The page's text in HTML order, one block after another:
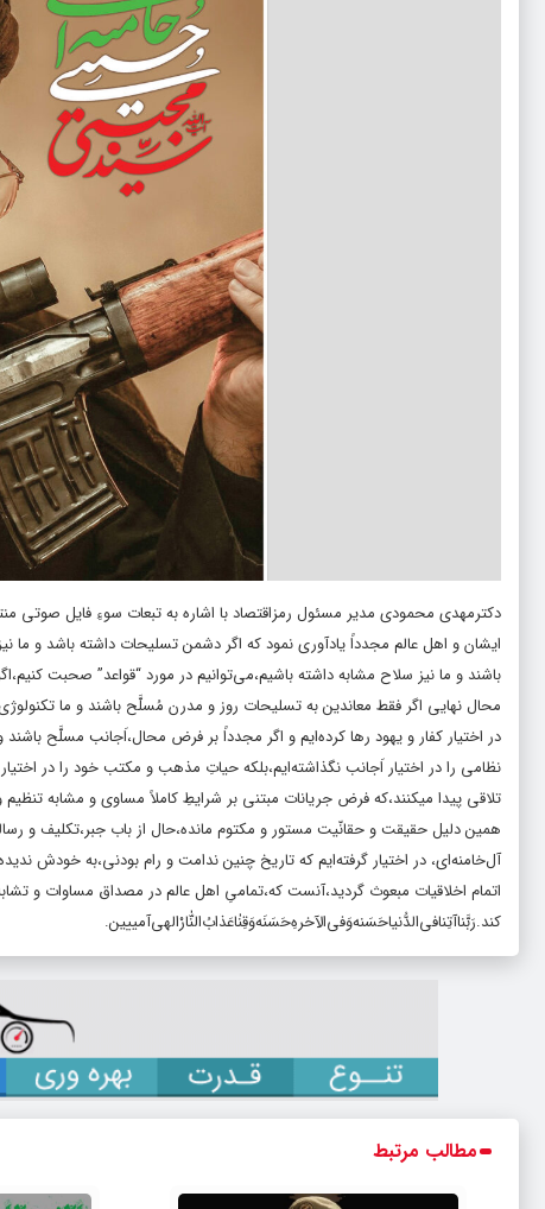
دکترمهدی محمودی مدیر مسئول رمزاقتصاد با اشاره به تبعات سوءِ فایل صوتی
ایشان و‌ اهل عالم مجدداً یادآوری نمود که اگر دشمن تسلیحات داشته باشد و ما
باشند و ما نیز سلاح مشابه داشته باشیم،می‌توانیم در مورد “قواعد” صحبت
محال نهایی اگر فقط معاندین به تسلیحات روز و مدرن مُسلَّح باشند و ما
در اختیار کفار و یهود رها کرده‌ایم و اگر مجدداً بر فرض محال،اَجانب مسلَّح
نظامی را در اختیار اَجانب نگذاشته‌ایم،بلکه حیاتِ مذهب و مکتب خود را در
تلاقی پیدا میکنند،که فرض جریانات مبتنی بر شرایطِ کاملاً مساوی و مشابه
همین دلیل حقیقت و حقانّیت مستور و مکتوم مانده،حال از باب جبر،تکلیف و
آل‌خامنه‌ای، در اختیار گرفته‌ایم که تاریخ چنین ندامت و رام بودنی،به خودش
اتمام اخلاقیات مبعوث گردید،آنست که،تمامیِ اهل عالم در مصداق مساوات و
کند.رَبَّناآتِنافی‌الدُّنیاحَسَنه‌وَفی‌الآخرهِ‌حَسَنَهوَقِنٰاعَذاب‌ُالنّٰارْالهى‌آمییین.
مطالب مرتبط